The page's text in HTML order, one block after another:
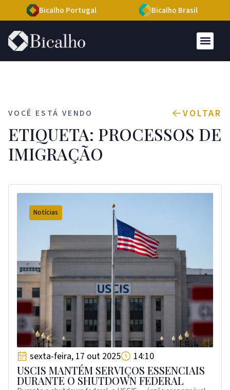
Bicalho Portugal Bicalho Brasil
VOCÊ ESTÁ VENDO VOLTAR
ETIQUETA: PROCESSOS DE
IMIGRAÇÃO
Notícias
sexta-feira, 17 out 2025 14:10
USCIS MANTÉM SERVIÇOS ESSENCIAIS
DURANTE O SHUTDOWN FEDERAL